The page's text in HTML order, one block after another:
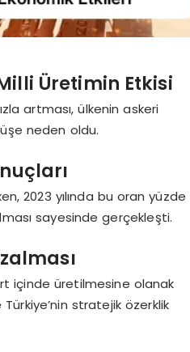
Üretimin Etkisi
artması, ülkenin askeri
neden oldu.
2023 yılında bu oran yüzde
sayesinde gerçekleşti.
içinde üretilmesine olanak
stratejik özerklik